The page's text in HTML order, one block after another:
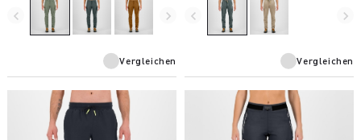
navigate_before navigate_next
Vergleichen
navigate_before navigate_next
Vergleichen